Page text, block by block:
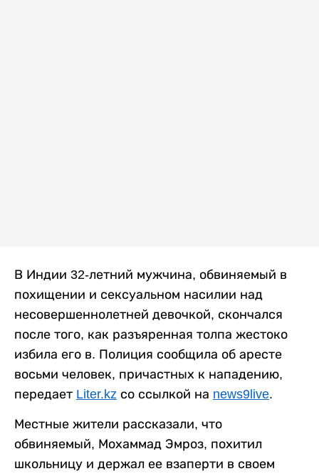
В Индии 32-летний мужчина, обвиняемый в
похищении и сексуальном насилии над
несовершеннолетней девочкой, скончался
после того, как разъяренная толпа жестоко
избила его в. Полиция сообщила об аресте
восьми человек, причастных к нападению,
передает Liter.kz со ссылкой на news9live.
Местные жители рассказали, что
обвиняемый, Мохаммад Эмроз, похитил
школьницу и держал ее взаперти в своем